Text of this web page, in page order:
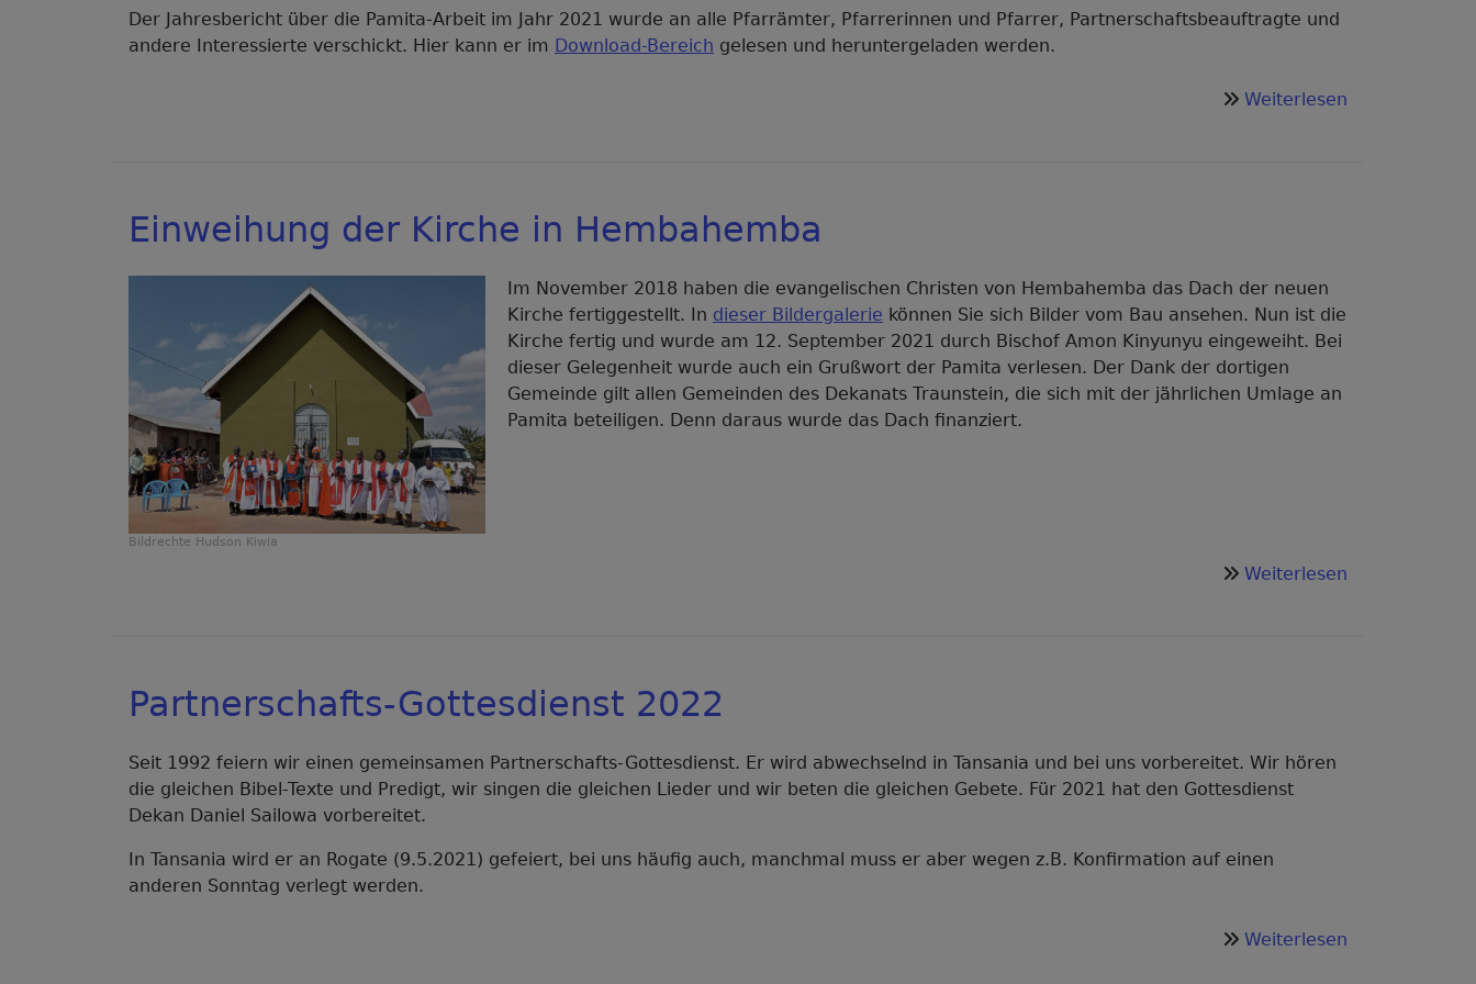
Der Jahresbericht über die Pamita-Arbeit im Jahr 2021 wurde an alle Pfarrämter, Pfarrerinnen und Pfarrer, Partnerschaftsbeauftragte und
andere Interessierte verschickt. Hier kann er im Download-Bereich gelesen und heruntergeladen werden.
Weiterlesen
Einweihung der Kirche in Hembahemba
Bildrechte Hudson Kiwia
Im November 2018 haben die evangelischen Christen von Hembahemba das Dach der neuen
Kirche fertiggestellt. In dieser Bildergalerie können Sie sich Bilder vom Bau ansehen. Nun ist die
Kirche fertig und wurde am 12. September 2021 durch Bischof Amon Kinyunyu eingeweiht. Bei
dieser Gelegenheit wurde auch ein Grußwort der Pamita verlesen. Der Dank der dortigen
Gemeinde gilt allen Gemeinden des Dekanats Traunstein, die sich mit der jährlichen Umlage an
Pamita beteiligen. Denn daraus wurde das Dach finanziert.
Weiterlesen
Partnerschafts-Gottesdienst 2022
Seit 1992 feiern wir einen gemeinsamen Partnerschafts-Gottesdienst. Er wird abwechselnd in Tansania und bei uns vorbereitet. Wir hören
die gleichen Bibel-Texte und Predigt, wir singen die gleichen Lieder und wir beten die gleichen Gebete. Für 2021 hat den Gottesdienst
Dekan Daniel Sailowa vorbereitet.
In Tansania wird er an Rogate (9.5.2021) gefeiert, bei uns häufig auch, manchmal muss er aber wegen z.B. Konfirmation auf einen
anderen Sonntag verlegt werden.
Weiterlesen